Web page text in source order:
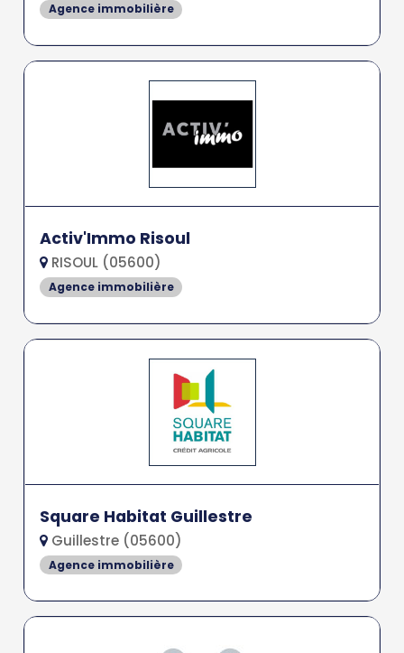
Agence immobilière
Activ'Immo Risoul
RISOUL (05600)
Agence immobilière
Square Habitat Guillestre
Guillestre (05600)
Agence immobilière